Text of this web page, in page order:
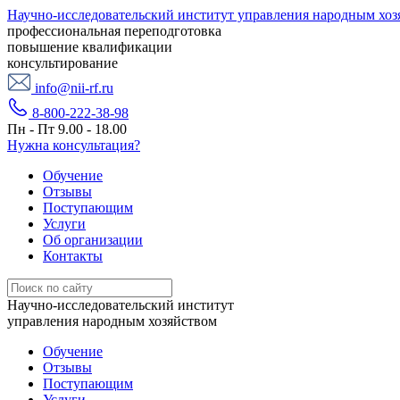
Научно-исследовательский институт управления народным
профессиональная переподготовка
повышение квалификации
консультирование
info@nii-rf.ru
8-800-222-38-98
Пн - Пт 9.00 - 18.00
Нужна консультация?
Обучение
Отзывы
Поступающим
Услуги
Об организации
Контакты
Научно-исследовательский институт
управления народным хозяйством
Обучение
Отзывы
Поступающим